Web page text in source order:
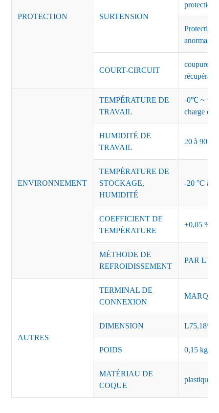
PROTECTION SURTENSION
protection
Protection
anormales
COURT-CIRCUIT
coupure
ENVIRONNEMENT
TEMPÉRATURE DE
TRAVAIL
-0℃ ~
charge de
HUMIDITÉ DE
TRAVAIL
20 à 90 %
TEMPÉRATURE DE
STOCKAGE,
HUMIDITÉ
-20 °C à
COEFFICIENT DE
TEMPÉRATURE
±0,05 %/
MÉTHODE DE
REFROIDISSEMENT
PAR
AUTRES
TERMINAL DE
CONNEXION
DIMENSION
POIDS 0,15 kg/
MATÉRIAU DE
COQUE
plastique